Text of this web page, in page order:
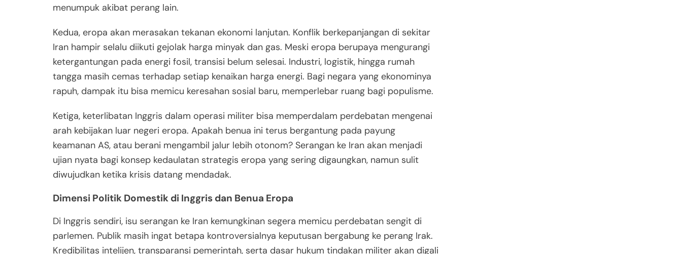
menumpuk akibat perang lain.
Kedua, eropa akan merasakan tekanan ekonomi lanjutan. Konflik berkepanjangan di sekitar
Iran hampir selalu diikuti gejolak harga minyak dan gas. Meski eropa berupaya mengurangi
ketergantungan pada energi fosil, transisi belum selesai. Industri, logistik, hingga rumah
tangga masih cemas terhadap setiap kenaikan harga energi. Bagi negara yang ekonominya
rapuh, dampak itu bisa memicu keresahan sosial baru, memperlebar ruang bagi populisme.
Ketiga, keterlibatan Inggris dalam operasi militer bisa memperdalam perdebatan mengenai
arah kebijakan luar negeri eropa. Apakah benua ini terus bergantung pada payung
keamanan AS, atau berani mengambil jalur lebih otonom? Serangan ke Iran akan menjadi
ujian nyata bagi konsep kedaulatan strategis eropa yang sering digaungkan, namun sulit
diwujudkan ketika krisis datang mendadak.
Dimensi Politik Domestik di Inggris dan Benua Eropa
Di Inggris sendiri, isu serangan ke Iran kemungkinan segera memicu perdebatan sengit di
parlemen. Publik masih ingat betapa kontroversialnya keputusan bergabung ke perang Irak.
Kredibilitas intelijen, transparansi pemerintah, serta dasar hukum tindakan militer akan digali